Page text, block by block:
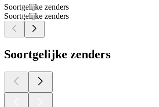
Soortgelijke zenders
Soortgelijke zenders
Soortgelijke zenders